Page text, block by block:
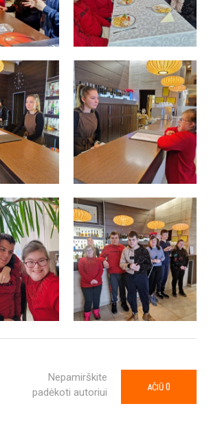
Nepamirškite
padėkoti autoriui
AČIŪ 0